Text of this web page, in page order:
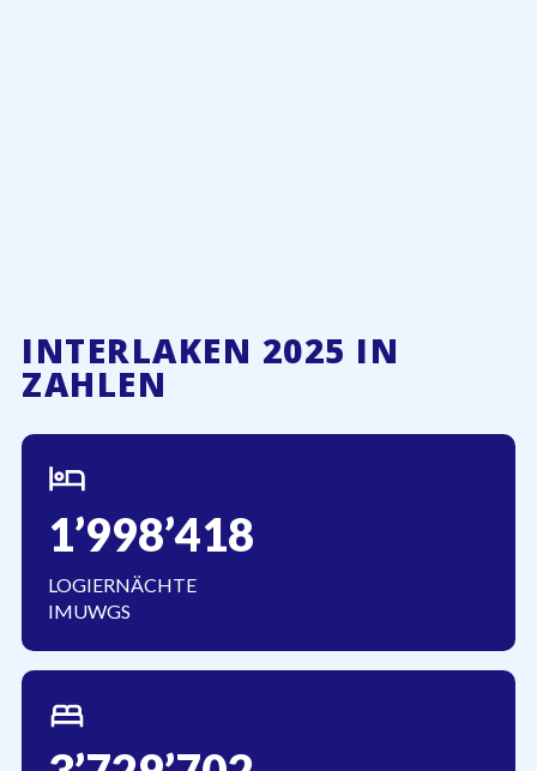
INTERLAKEN 2025 IN
ZAHLEN
1’998’418
LOGIERNÄCHTE
IMUWGS